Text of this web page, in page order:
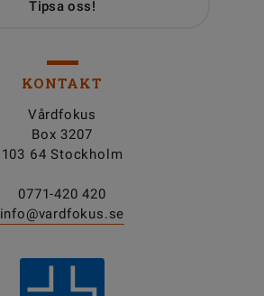
Tipsa oss!
KONTAKT
Vårdfokus
Box 3207
103 64 Stockholm
0771-420 420
info@vardfokus.se